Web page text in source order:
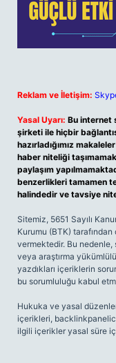
Reklam ve İletişim:
Yasal Uyarı: Bu internet
şirketi ile hiçbir
hazırladığımız
haber niteliği
paylaşım
benzerlikleri tamamen
halindedir ve tavsiye
Sitemiz, 5651 Sayılı
Kurumu (BTK)
vermektedir. Bu
veya araştırma
yazdıkları içeriklerin
bu sorumluluğu kabul
Hukuka ve yasal
içerikleri,
ilgili içerikler yasal süre